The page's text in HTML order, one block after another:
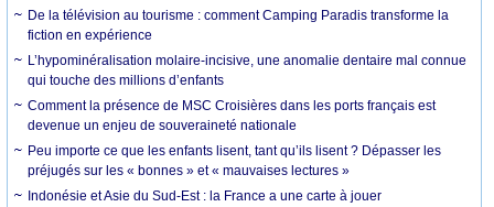
De la télévision au tourisme : comment Camping Paradis transforme la
fiction en expérience
L’hypominéralisation molaire-incisive, une anomalie dentaire mal connue
qui touche des millions d’enfants
Comment la présence de MSC Croisières dans les ports français est
devenue un enjeu de souveraineté nationale
Peu importe ce que les enfants lisent, tant qu’ils lisent ? Dépasser les
préjugés sur les « bonnes » et « mauvaises lectures »
Indonésie et Asie du Sud-Est : la France a une carte à jouer